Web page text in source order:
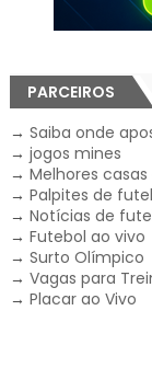
PARCEIROS
→ Saiba onde
→ jogos mines
→ Melhores
→ Palpites de
→ Notícias de
→ Futebol ao vivo
→ Surto Olímpico
→ Vagas para
→ Placar ao Vivo